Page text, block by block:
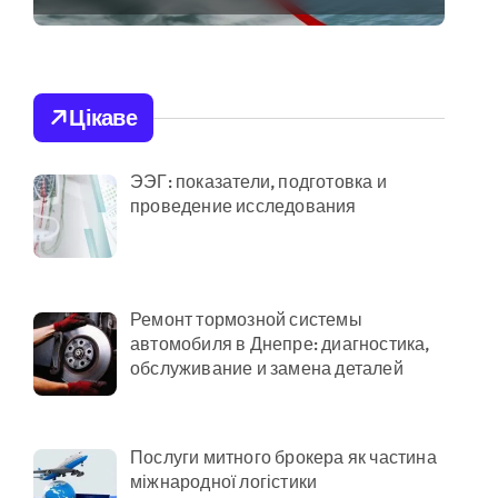
Державної служби зайнятості
бетонних укриттів
атак
фрукти
тривожаться через
Цікаве
ЭЭГ: показатели, подготовка и
проведение исследования
Ремонт тормозной системы
автомобиля в Днепре: диагностика,
обслуживание и замена деталей
Послуги митного брокера як частина
міжнародної логістики